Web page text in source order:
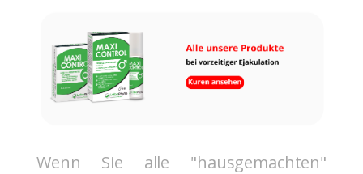
Wenn Sie alle "hausgemachten"